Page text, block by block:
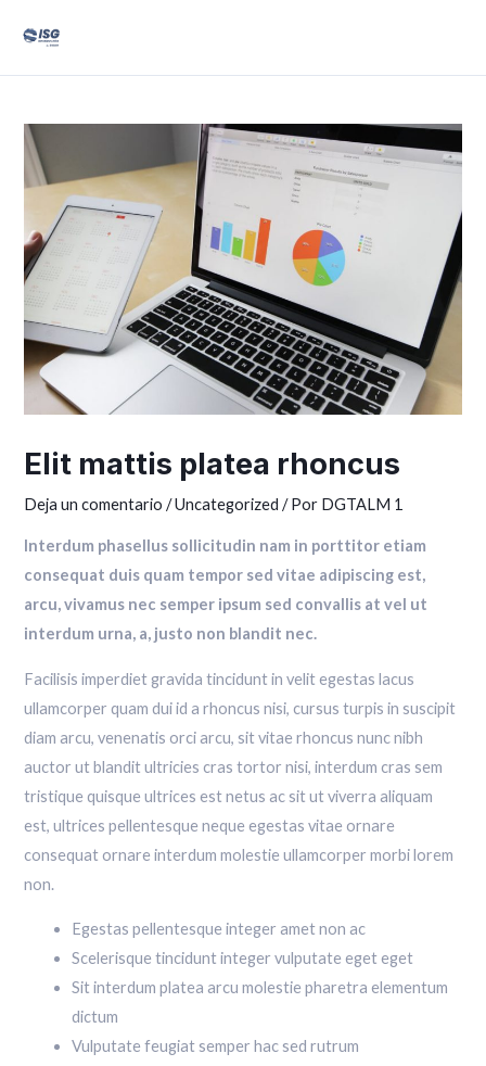
contenido
Elit mattis platea rhoncus
Deja un comentario /Uncategorized / Por DGTALM 1
Interdum phasellus sollicitudin nam in porttitor etiam
consequat duis quam tempor sed vitae adipiscing est,
arcu, vivamus nec semper ipsum sed convallis at vel ut
interdum urna, a, justo non blandit nec.
Facilisis imperdiet gravida tincidunt in velit egestas lacus
ullamcorper quam dui id a rhoncus nisi, cursus turpis in suscipit
diam arcu, venenatis orci arcu, sit vitae rhoncus nunc nibh
auctor ut blandit ultricies cras tortor nisi, interdum cras sem
tristique quisque ultrices est netus ac sit ut viverra aliquam
est, ultrices pellentesque neque egestas vitae ornare
consequat ornare interdum molestie ullamcorper morbi lorem
non.
Egestas pellentesque integer amet non ac
Scelerisque tincidunt integer vulputate eget eget
Sit interdum platea arcu molestie pharetra elementum
dictum
Vulputate feugiat semper hac sed rutrum
entradas